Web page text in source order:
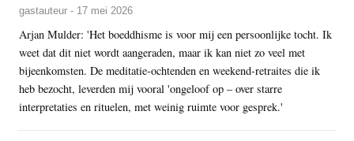
gastauteur - 17 mei 2026
Arjan Mulder: 'Het boeddhisme is voor mij een persoonlijke tocht. Ik
weet dat dit niet wordt aangeraden, maar ik kan niet zo veel met
bijeenkomsten. De meditatie-ochtenden en weekend-retraites die ik
heb bezocht, leverden mij vooral 'ongeloof op – over starre
interpretaties en rituelen, met weinig ruimte voor gesprek.'